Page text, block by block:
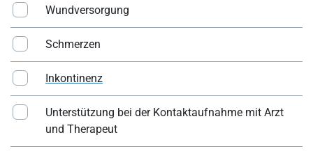
Wundversorgung
Schmerzen
Inkontinenz
Unterstützung bei der Kontaktaufnahme mit Arzt
und Therapeut